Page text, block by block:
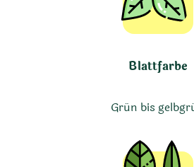
Blattfarbe
Grün bis